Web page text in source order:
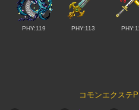
PHY:119 PHY:113
コモンエクステ